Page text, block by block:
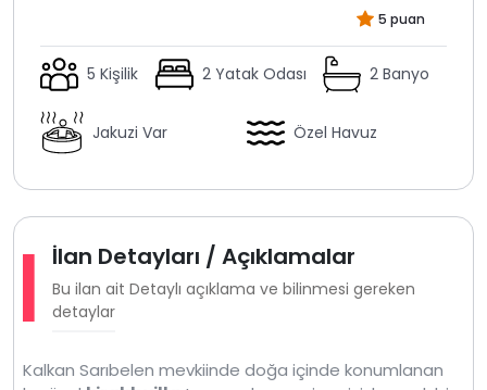
5 puan
5 Kişilik 2 Yatak Odası 2 Banyo
Jakuzi Var Özel Havuz
İlan Detayları / Açıklamalar
Bu ilan ait Detaylı açıklama ve bilinmesi gereken
detaylar
Kalkan Sarıbelen mevkiinde doğa içinde konumlanan